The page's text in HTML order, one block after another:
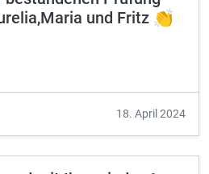
und Fritz 👏
18. April 2024